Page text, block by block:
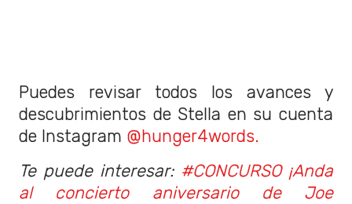
Puedes revisar todos los avances y
descubrimientos de Stella en su cuenta
de Instagram @hunger4words.
Te puede interesar: #CONCURSO ¡Anda
al concierto aniversario de Joe